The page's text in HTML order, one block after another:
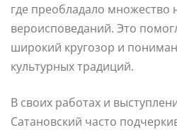
где преобладало множество
вероисповеданий. Это
широкий кругозор и
культурных традиций.
В своих работах и
Сатановский часто